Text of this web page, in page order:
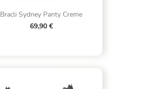
Bracli Sydney Panty Creme
69,90 €